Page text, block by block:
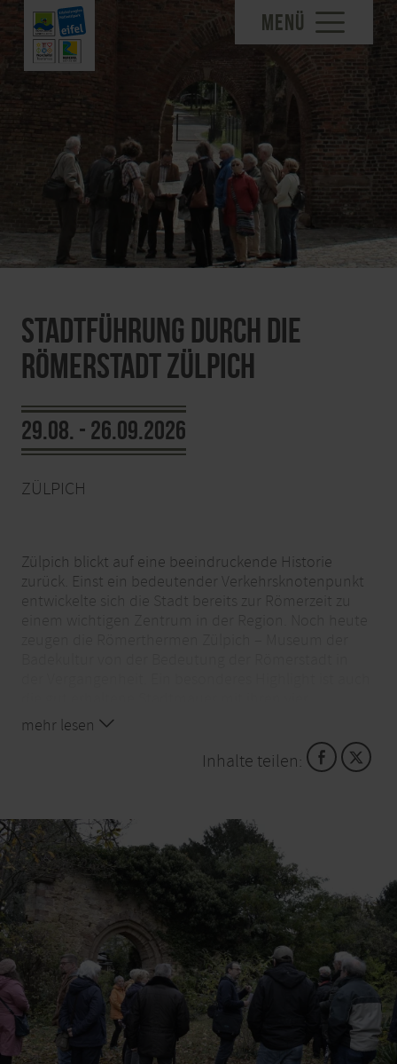
MENÜ
Stadtführung durch die
Römerstadt Zülpich
29.08. - 26.09.2026
ZÜLPICH
Zülpich blickt auf eine beeindruckende Historie
zurück. Einst ein bedeutender Verkehrsknotenpunkt
entwickelte sich die Stadt bereits zur Römerzeit zu
markanten Stadttoren, die eindrucksvoll die
einschließlich der Rolle der Stadt als Ausrichterin der
Landesgartenschau 2014, die das Stadtbild
nachhaltig geprägt hat, erfahren die
Teilnehmerinnen und Teilnehmer bei den
öffentlichen Stadtführungen.
Uhrzeit: 11.00-12.30 Uhr
Kosten: 5€ Erw., frei Ki. bis 15 J.
Ort: Zülpich, Marktplatz, Markt 21
Info-Tel.: 02252. 52212
E-Mail:
stadtfuehrung@stadt-zuelpich.de
mehr lesen
Inhalte teilen: